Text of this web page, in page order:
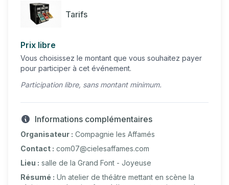
Tarifs
Prix libre
Vous choisissez le montant que vous souhaitez payer
pour participer à cet événement.
Participation libre, sans montant minimum.
Informations complémentaires
Organisateur : Compagnie les Affamés
Contact : com07@cielesaffames.com
Lieu : salle de la Grand Font - Joyeuse
Résumé : Un atelier de théâtre mettant en scène la